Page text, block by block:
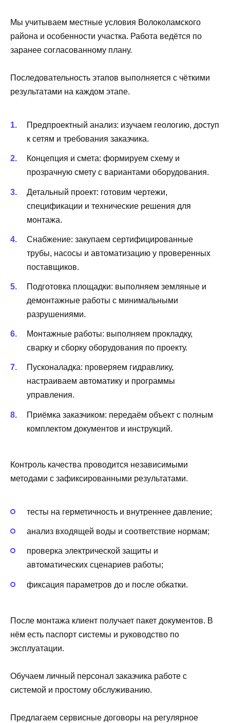
Мы учитываем местные условия Волоколамского
района и особенности участка. Работа ведётся по
заранее согласованному плану.
Последовательность этапов выполняется с чёткими
результатами на каждом этапе.
Предпроектный анализ: изучаем геологию, доступ
к сетям и требования заказчика.
Концепция и смета: формируем схему и
прозрачную смету с вариантами оборудования.
Детальный проект: готовим чертежи,
спецификации и технические решения для
монтажа.
Снабжение: закупаем сертифицированные
трубы, насосы и автоматизацию у проверенных
поставщиков.
Подготовка площадки: выполняем земляные и
демонтажные работы с минимальными
разрушениями.
Монтажные работы: выполняем прокладку,
сварку и сборку оборудования по проекту.
Пусконаладка: проверяем гидравлику,
настраиваем автоматику и программы
управления.
Приёмка заказчиком: передаём объект с полным
комплектом документов и инструкций.
Контроль качества проводится независимыми
методами с зафиксированными результатами.
тесты на герметичность и внутреннее давление;
анализ входящей воды и соответствие нормам;
проверка электрической защиты и
автоматических сценариев работы;
фиксация параметров до и после обкатки.
После монтажа клиент получает пакет документов. В
нём есть паспорт системы и руководство по
эксплуатации.
Обучаем личный персонал заказчика работе с
системой и простому обслуживанию.
Предлагаем сервисные договоры на регулярное